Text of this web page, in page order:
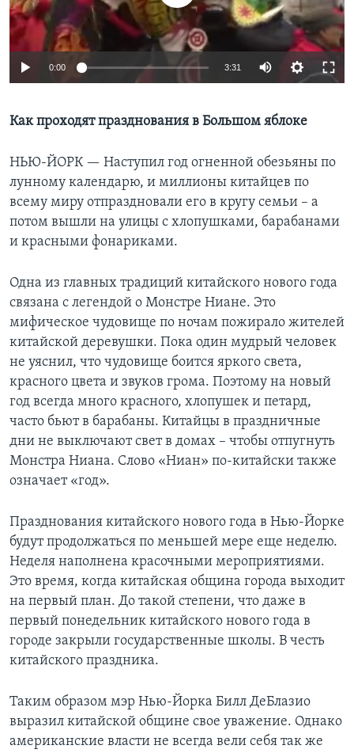
Learning English
СОЦИАЛЬНЫЕ СЕТИ
0:00 3:31
Как проходят празднования в Большом яблоке
НЬЮ-ЙОРК — Наступил год огненной обезьяны по
лунному календарю, и миллионы китайцев по
всему миру отпраздновали его в кругу семьи – а
потом вышли на улицы с хлопушками, барабанами
и красными фонариками.
Одна из главных традиций китайского нового года
связана с легендой о Монстре Ниане. Это
мифическое чудовище по ночам пожирало жителей
китайской деревушки. Пока один мудрый человек
не уяснил, что чудовище боится яркого света,
красного цвета и звуков грома. Поэтому на новый
год всегда много красного, хлопушек и петард,
часто бьют в барабаны. Китайцы в праздничные
дни не выключают свет в домах – чтобы отпугнуть
Монстра Ниана. Слово «Ниан» по-китайски также
означает «год».
Празднования китайского нового года в Нью-Йорке
будут продолжаться по меньшей мере еще неделю.
Неделя наполнена красочными мероприятиями.
Это время, когда китайская община города выходит
на первый план. До такой степени, что даже в
первый понедельник китайского нового года в
городе закрыли государственные школы. В честь
китайского праздника.
Таким образом мэр Нью-Йорка Билл ДеБлазио
выразил китайской общине свое уважение. Однако
американские власти не всегда вели себя так же